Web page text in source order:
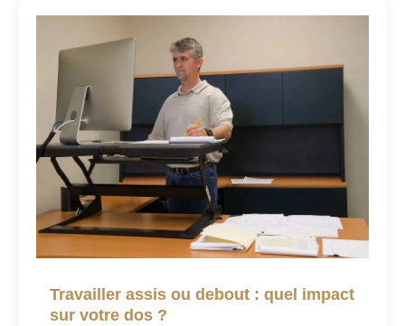
Travailler assis ou debout : quel impact
sur votre dos ?